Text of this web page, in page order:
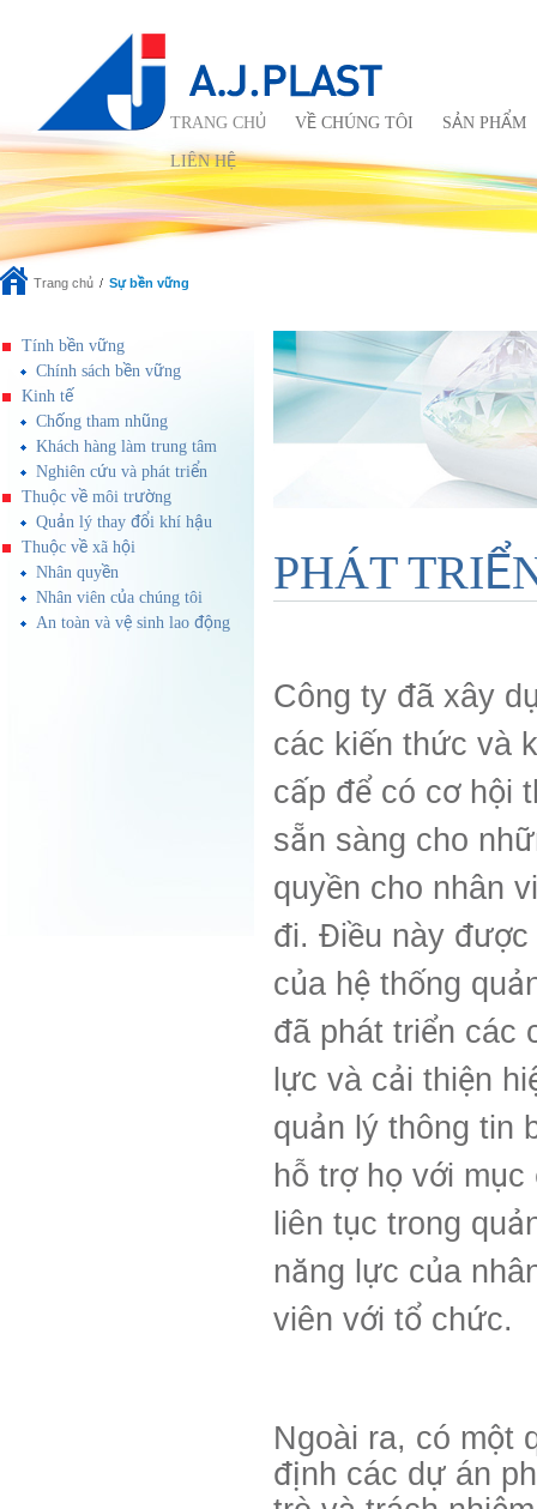
TRANG CHỦ VỀ CHÚNG TÔI SẢN PHẨM
LIÊN HỆ
Trang chủ Sự bền vững
Tính bền vững
Chính sách bền vững
Kinh tế
Chống tham nhũng
Khách hàng làm trung tâm
Nghiên cứu và phát triển
Thuộc về môi trường
Quản lý thay đổi khí hậu
Thuộc về xã hội
Nhân quyền
Nhân viên của chúng tôi
An toàn và vệ sinh lao động
PHÁT
Công ty đã xây
các kiến thức và
cấp để có cơ hội
sẵn sàng cho
quyền cho nhân
đi. Điều này được
của hệ thống
đã phát triển các
lực và cải thiện
quản lý thông tin
hỗ trợ họ với
liên tục trong
năng lực của
viên với tổ chức.
Ngoài ra, có một
định các dự án